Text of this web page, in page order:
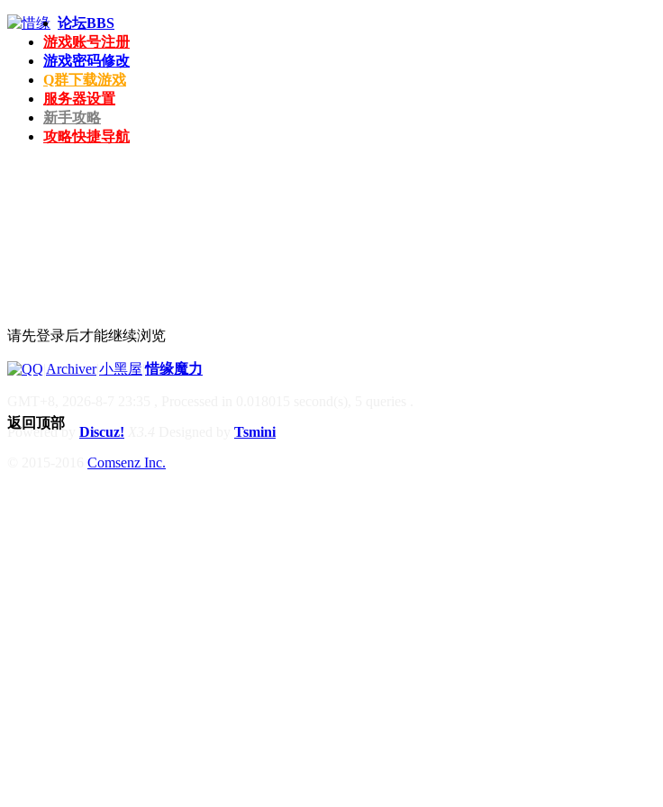
论坛BBS
游戏账号注册
游戏密码修改
Q群下载游戏
服务器设置
新手攻略
攻略快捷导航
请先登录后才能继续浏览
Archiver|小黑屋|惜缘魔力
Powered by Discuz!
Tsmini
Comsenz Inc.
返回顶部